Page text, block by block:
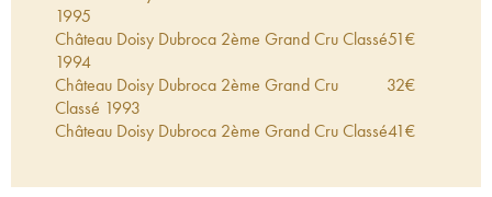
1995
Château Doisy Dubroca 2ème Grand Cru Classé
1994
51€
Château Doisy Dubroca 2ème Grand Cru
Classé 1993
32€
Château Doisy Dubroca 2ème Grand Cru Classé41€